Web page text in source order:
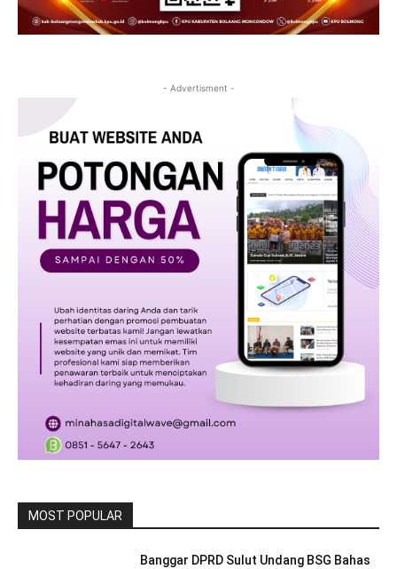
- Advertisment -
MOST POPULAR
Banggar DPRD Sulut Undang BSG Bahas